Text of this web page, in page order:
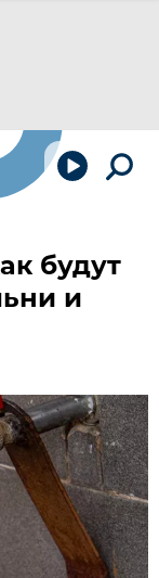
будут
и